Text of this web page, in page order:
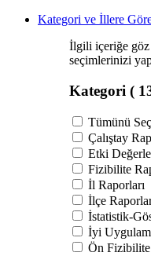
Kategori ve İllere
İlgili içeriğe
seçimlerinizi
Kategori (
Tümünü Seç
Çalıştay
Etki
Fizibilite
İl Raporları
İlçe
İstatistik-
İyi
Ön